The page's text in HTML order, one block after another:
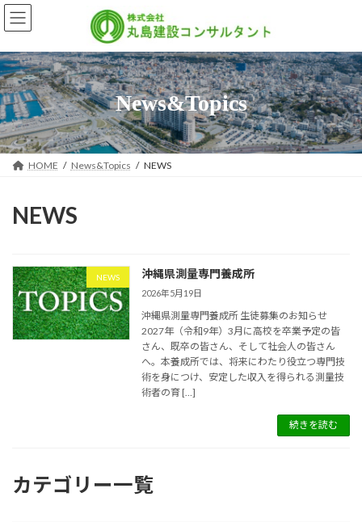
コ
ン
ン
ツ
へ
ス
キ
ッ
プ
ナ
ビ
ー
シ
ョ
ン
に
移
動
News&Topics
HOME News&Topics NEWS
NEWS
NEWS 沖縄県測量専門養成所
2026年5月19日
沖縄県測量専門養成所 生徒募集のお知らせ
2027年（令和9年）3月に高校を卒業予定の皆
さん、既卒の皆さん、そして社会人の皆さん
へ。本養成所では、将来にわたり役立つ専門技
術を身につけ、安定した収入を得られる測量技
術者の育 […]
続きを読む
カテゴリー一覧